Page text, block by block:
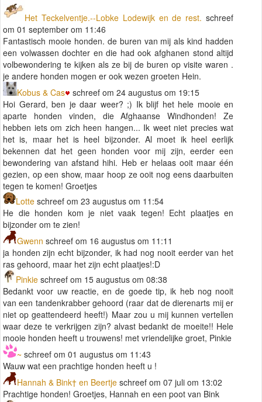
Het Teckelventje.--Lobke Lodewijk en de rest. schreef
om 01 september om 11:46
Fantastisch mooie honden. de buren van mij als kind hadden
een volwassen dochter en die had ook afghanen stond altijd
volbewondering te kijken als ze bij de buren op visite waren .
je andere honden mogen er ook wezen groeten Hein.
Kobus & Cas
schreef om 24 augustus om 19:15
Hoi Gerard, ben je daar weer? ;) Ik blijf het hele mooie en
aparte honden vinden, die Afghaanse Windhonden! Ze
hebben iets om zich heen hangen... Ik weet niet precies wat
het is, maar het is heel bijzonder. Al moet ik heel eerlijk
bekennen dat het geen honden voor mij zijn, eerder een
bewondering van afstand hihi. Heb er helaas ooit maar één
gezien, op een show, maar hoop ze ooit nog eens daarbuiten
tegen te komen! Groetjes
Lotte schreef om 23 augustus om 11:54
He die honden kom je niet vaak tegen! Echt plaatjes en
bijzonder om te zien!
Gwenn schreef om 16 augustus om 11:11
ja honden zijn echt bijzonder, ik had nog nooit eerder van het
ras gehoord, maar het zijn echt plaatjes!:D
Pinkie schreef om 15 augustus om 08:38
Bedankt voor uw reactie, en de goede tip, ik heb nog nooit
van een tandenkrabber gehoord (raar dat de dierenarts mij er
niet op geattendeerd heeft!) Maar zou u mij kunnen vertellen
waar deze te verkrijgen zijn? alvast bedankt de moeite!! Hele
mooie honden heeft u trouwens! met vriendelijke groet, Pinkie
~ schreef om 01 augustus om 11:43
Wauw wat een prachtige honden heeft u !
Hannah & Bink† en Beertje schreef om 07 juli om 13:02
Prachtige honden! Groetjes, Hannah en een poot van Bink